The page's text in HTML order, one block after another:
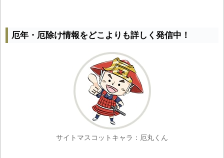
厄年・厄除け情報をどこよりも詳しく発信中！
サイトマスコットキャラ：厄丸くん